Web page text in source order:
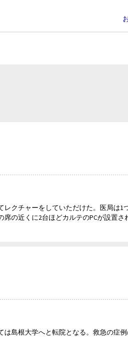
クチャーをしていただけた。医局は1
の近くに2台ほどカルテのPCが設置さ
島根大学へと転院となる。救急の症